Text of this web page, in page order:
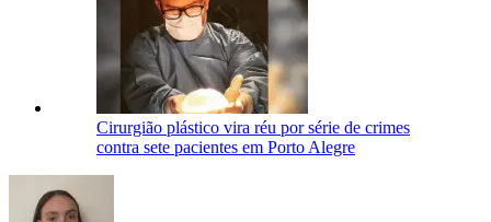
Cirurgião plástico vira réu por série de crimes
contra sete pacientes em Porto Alegre